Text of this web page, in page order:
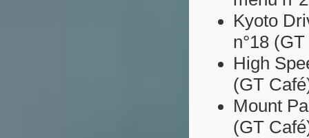
Kyoto
n°18
High
(GT
Mount
(GT